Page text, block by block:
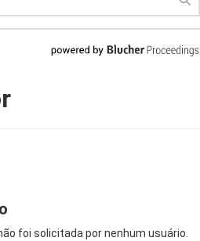
foi solicitada por nenhum usuário.